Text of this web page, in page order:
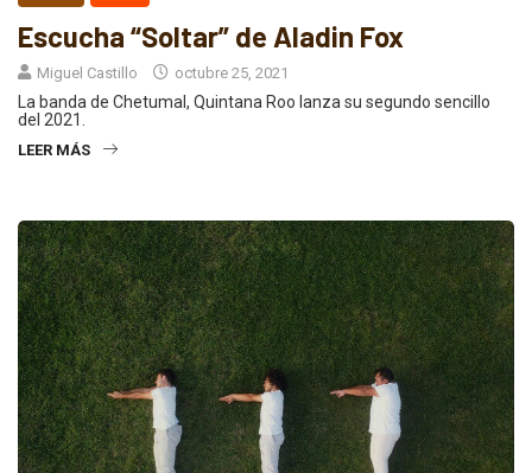
Escucha “Soltar” de Aladin Fox
Miguel Castillo octubre 25, 2021
La banda de Chetumal, Quintana Roo lanza su segundo sencillo
del 2021.
LEER MÁS